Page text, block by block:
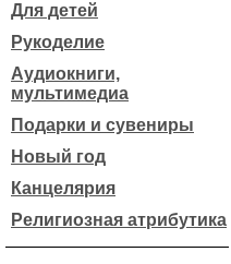
Для детей
Рукоделие
Аудиокниги,
мультимедиа
Подарки и сувениры
Новый год
Канцелярия
Религиозная атрибутика